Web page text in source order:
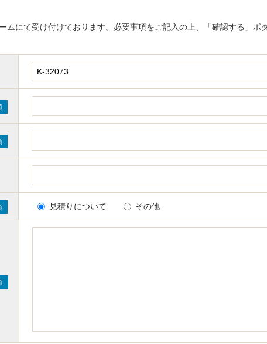
ムにて受け付けております。必要事項をご記入の上、「確認する」ボ
見積りについて その他